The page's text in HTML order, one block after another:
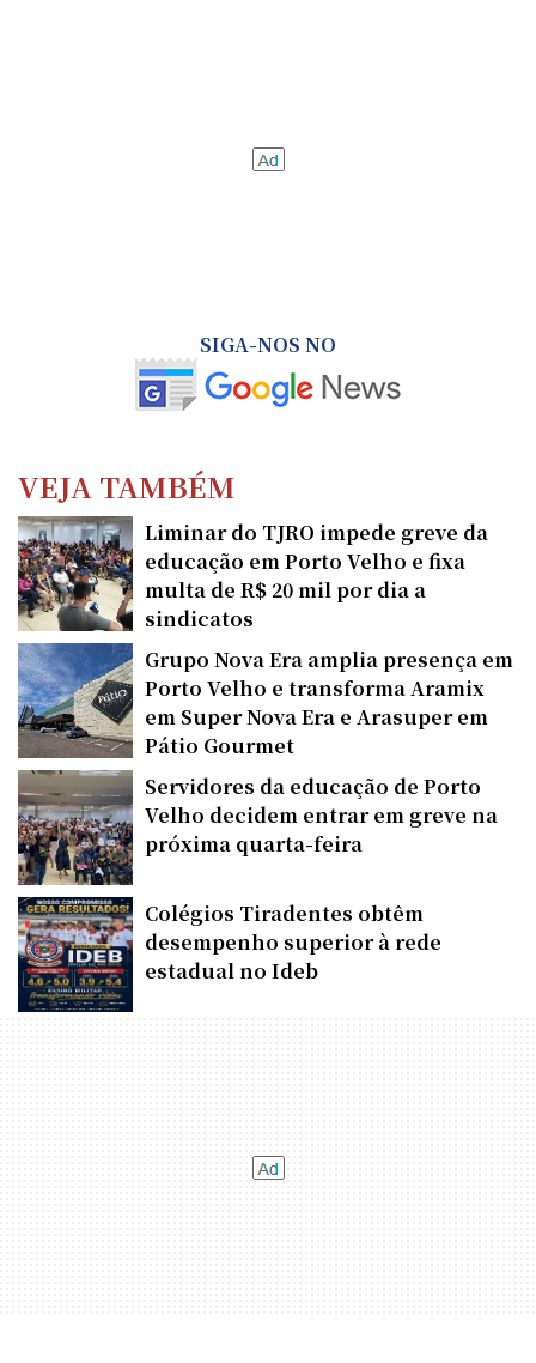
SIGA-NOS NO
VEJA TAMBÉM
Liminar do TJRO impede greve da
educação em Porto Velho e fixa
multa de R$ 20 mil por dia a
sindicatos
Grupo Nova Era amplia presença em
Porto Velho e transforma Aramix
em Super Nova Era e Arasuper em
Pátio Gourmet
Servidores da educação de Porto
Velho decidem entrar em greve na
próxima quarta-feira
Colégios Tiradentes obtêm
desempenho superior à rede
estadual no Ideb